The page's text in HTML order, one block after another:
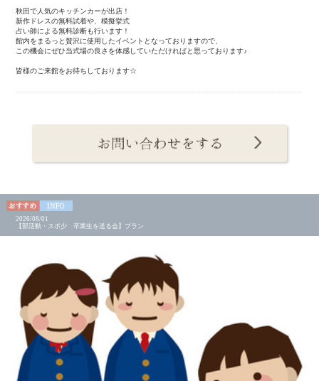
秋田で人気のキッチンカーが出店！
新作ドレスの無料試着や、模擬挙式
占い師による無料診断も行います！
館内をまるっと贅沢に使用したイベントとなっておりますので、
この機会にぜひ当式場の良さを体感していただければと思っております♪
皆様のご来館をお待ちしております☆
2026/08/01
【部活動・スポ少 卒業生を送る会】プラン